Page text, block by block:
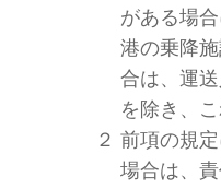
がある場
港の乗降
合は、運
を除き、
２ 前項の規
場合は、